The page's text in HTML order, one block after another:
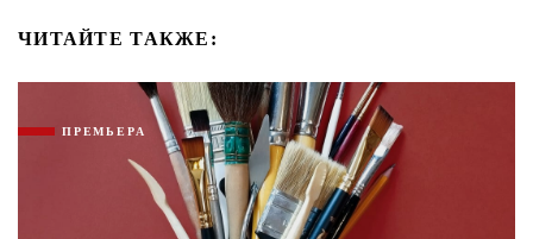
ЧИТАЙТЕ ТАКЖЕ:
ПРЕМЬЕРА